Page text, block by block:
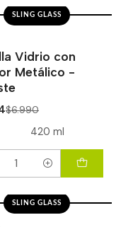
SLING GLASS
Vidrio con
Metálico -
$6.990
420 ml
SLING GLASS